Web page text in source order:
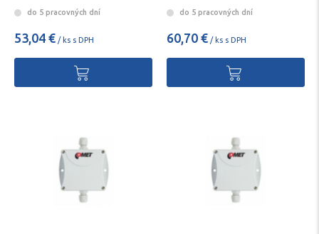
do 5 pracovných dní
53,04 € / ks s DPH
do 5 pracovných dní
60,70 € / ks s DPH